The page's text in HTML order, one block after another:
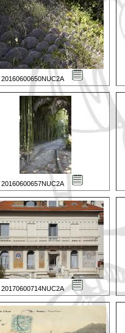
20160600650NUC2A
20160600657NUC2A
20170600714NUC2A